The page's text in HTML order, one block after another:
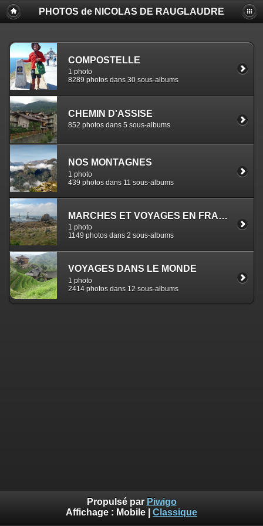
PHOTOS de NICOLAS DE RAUGLAUDRE
COMPOSTELLE
1 photo
8289 photos dans 30 sous-albums
CHEMIN D'ASSISE
852 photos dans 5 sous-albums
NOS MONTAGNES
1 photo
439 photos dans 11 sous-albums
MARCHES ET VOYAGES EN FRANCE
1 photo
1149 photos dans 2 sous-albums
VOYAGES DANS LE MONDE
1 photo
2414 photos dans 12 sous-albums
Propulsé par Piwigo
Affichage : Mobile Classique